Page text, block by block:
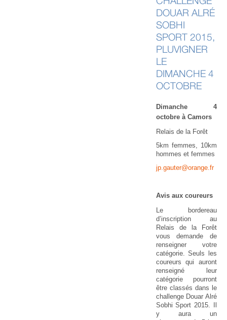
DOUAR ALRÉ
SOBHI
SPORT 2015,
PLUVIGNER
LE
DIMANCHE 4
OCTOBRE
Dimanche 4
octobre à Camors
Relais de la Forêt
5km femmes, 10km
hommes et femmes
jp.gauter@orange.fr
Avis aux coureurs
Le bordereau
d’inscription au
Relais de la Forêt
vous demande de
renseigner votre
catégorie. Seuls les
coureurs qui auront
renseigné leur
catégorie pourront
être classés dans le
challenge Douar Alré
Sobhi Sport 2015. Il
y aura un